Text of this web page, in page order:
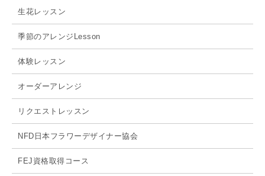
生花レッスン
季節のアレンジLesson
体験レッスン
オーダーアレンジ
リクエストレッスン
NFD日本フラワーデザイナー協会
FEJ資格取得コース